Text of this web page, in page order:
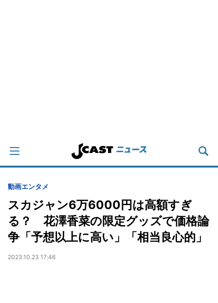
動画エンタメ
スカジャン6万6000円は高額すぎ
る？ 花澤香菜の限定グッズで価格論
争「予想以上に高い」「相当良心的」
2023.10.23 17:46